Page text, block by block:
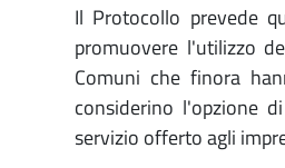
Il Protocollo prevede
promuovere l'utilizzo
Comuni che finora
considerino l'opzione
servizio offerto agli